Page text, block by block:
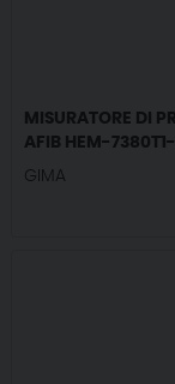
MISURATORE DI
AFIB HEM-
GIMA